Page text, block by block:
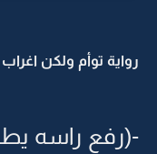
رواية توأم ولكن اغراب
-(رفع راسه